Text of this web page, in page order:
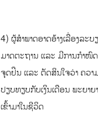
4) ຜູ້ສຳພາດອາດອ້າງເລື່ອງລ
ມາດຕະຖານ ແລະ ມີການກຳໜົດ
ຈຸດຢືນ ແລະ ຕັດສິນໃຈວ່າ ຄວ
ປຽບທຽບກັບເງິນເດືອນ ພະຍາຍ
ເຂົ້າມາໃນຊີວິດ